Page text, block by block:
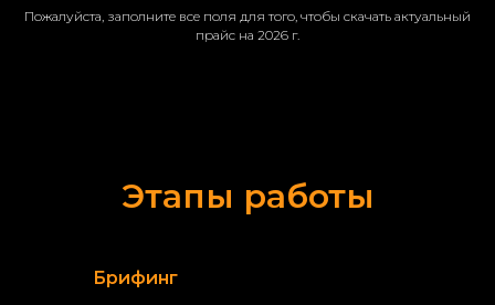
Пожалуйста, заполните все поля для того, чтобы скачать актуальный
прайс на 2026 г.
Этапы работы
Брифинг